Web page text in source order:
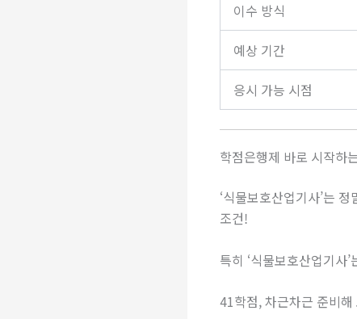
이수 방식
예상 기간
응시 가능 시점
학점은행제 바로 시작하
‘식물보호산업기사’는
조건!
특히 ‘식물보호산업기사
41학점, 차근차근 준비해